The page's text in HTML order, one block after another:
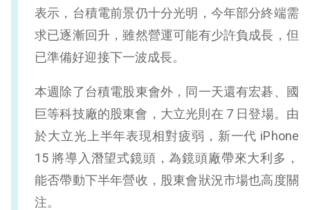
表示，台積電前景仍十分光明，今年部分終端需
求已逐漸回升，雖然營運可能有少許負成長，但
已準備好迎接下一波成長。
本週除了台積電股東會外，同一天還有宏碁、國
巨等科技廠的股東會，大立光則在 7 日登場。由
於大立光上半年表現相對疲弱，新一代 iPhone
15 將導入潛望式鏡頭，為鏡頭廠帶來大利多，
能否帶動下半年營收，股東會狀況市場也高度關
注。